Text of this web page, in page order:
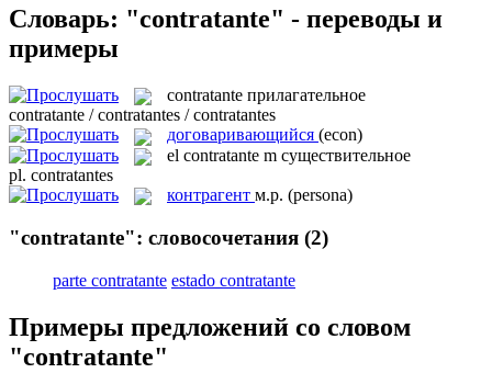
Словарь: "contratante" - переводы и
примеры
contratante прилагательное
contratante / contratantes / contratantes
договаривающийся (econ)
el contratante m существительное
pl. contratantes
контрагент м.р. (persona)
"contratante": словосочетания (2)
parte contratante estado contratante
Примеры предложений со словом
"contratante"